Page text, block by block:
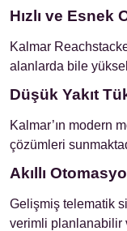
Hızlı ve Esnek
Kalmar
alanlarda bile
Düşük Yakıt
Kalmar’ın modern
çözümleri
Akıllı
Gelişmiş telematik
verimli planlanabilir